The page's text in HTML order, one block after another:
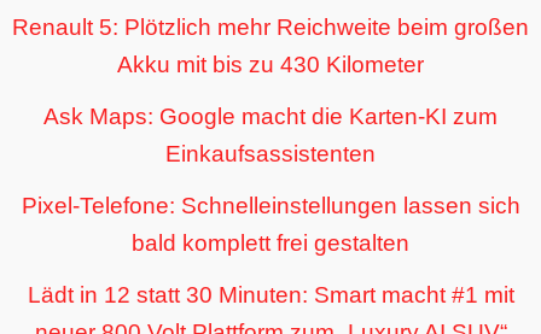
Renault 5: Plötzlich mehr Reichweite beim großen
Akku mit bis zu 430 Kilometer
Ask Maps: Google macht die Karten-KI zum
Einkaufsassistenten
Pixel-Telefone: Schnelleinstellungen lassen sich
bald komplett frei gestalten
Lädt in 12 statt 30 Minuten: Smart macht #1 mit